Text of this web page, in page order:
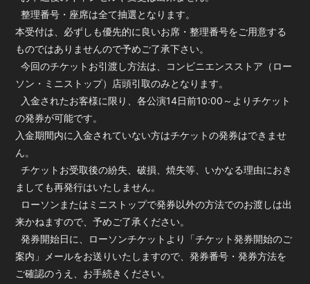
整理番号・座席は全て抽選となります。
本受付は、必ずしも優先的に良いお席・整理番号をご用意する
ものではありませんので予めご了承下さい。
今回のチケットお引渡し方法は、コンビニエンスストア（ロー
ソン・ミニストップ）店頭引取のみとなります。
入金されたお客様に限り、各公演14日前10:00～よりチケット
の発券が可能です。
入金期間内に入金されていない方はチケットの発券はできませ
ん。
チケットお受取後の紛失、破損、焼失等、いかなる理由におき
ましても再発行はいたしません。
ローソンまたはミニストップで発券以外の方法でのお渡しは出
来かねますので、予めご了承ください。
発券開始日に、ローソンチケットより「チケット発券開始のご
案内」メールをお送りいたしますので、発券番号・発券方法を
ご確認のうえ、お手続きください。